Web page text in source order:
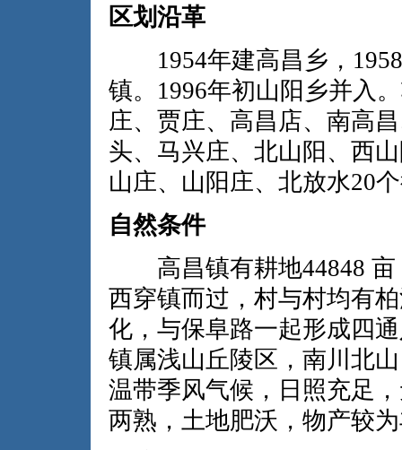
区划沿革
1954年建高昌乡，1958
镇。1996年初山阳乡并入
庄、贾庄、高昌店、南高
头、马兴庄、北山阳、西
山庄、山阳庄、北放水20
自然条件
高昌镇有耕地44848 亩
西穿镇而过，村与村均有
化，与保阜路一起形成四
镇属浅山丘陵区，南川北
温带季风气候，日照充足
两熟，土地肥沃，物产较